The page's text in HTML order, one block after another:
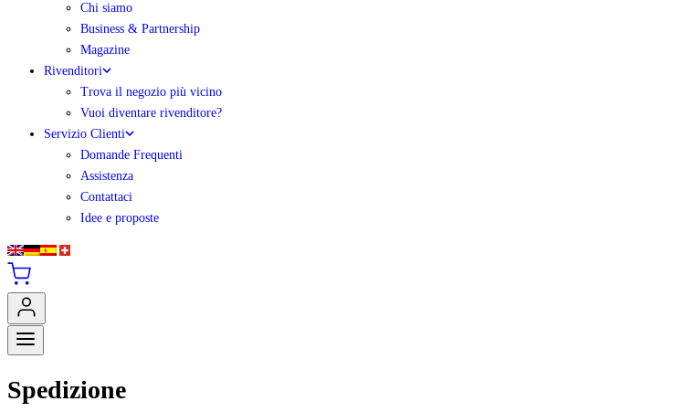
Chi siamo
Business & Partnership
Magazine
Rivenditori
Trova il negozio più vicino
Vuoi diventare rivenditore?
Servizio Clienti
Domande Frequenti
Assistenza
Contattaci
Idee e proposte
Spedizione